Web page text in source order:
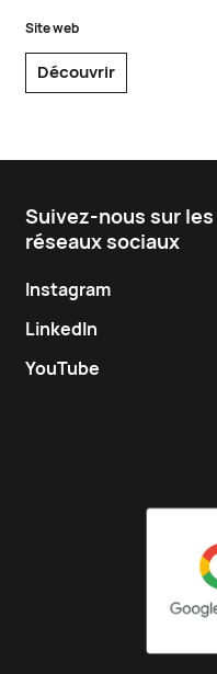
Site web
Découvrir
Suivez-nous sur les
réseaux sociaux
Instagram
LinkedIn
YouTube